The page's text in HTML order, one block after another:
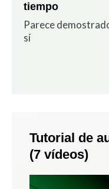
tiempo
Parece
sí
Tutorial de
(7 vídeos)